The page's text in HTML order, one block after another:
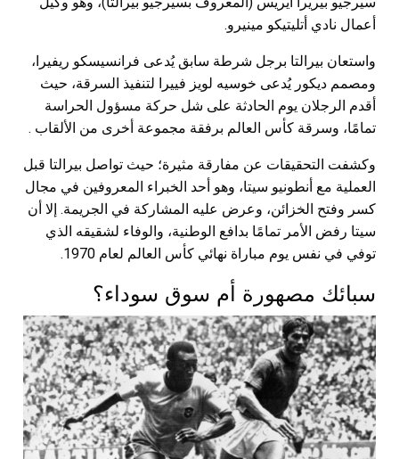
أعمال نادي أتليتيكو مينيرو.
واستعان بيرالتا برجل شرطة سابق يُدعى فرانسيسكو ريفيرا،
ومصمم ديكور يُدعى خوسيه لويز فييرا لتنفيذ السرقة، حيث
أقدم الرجلان يوم الحادثة على شل حركة مسؤول الحراسة
تمامًا، وسرقة كأس العالم برفقة مجموعة أخرى من الألقاب .
وكشفت التحقيقات عن مفارقة مثيرة؛ حيث تواصل بيرالتا قبل
العملية مع أنطونيو سيتا، وهو أحد الخبراء المعروفين في مجال
كسر وفتح الخزائن، وعرض عليه المشاركة في الجريمة. إلا أن
سيتا رفض الأمر تمامًا بدافع الوطنية، والوفاء لشقيقه الذي
توفي في نفس يوم مباراة نهائي كأس العالم لعام 1970.
سبائك مصهورة أم سوق سوداء؟